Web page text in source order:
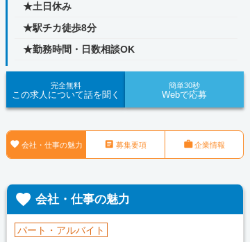
★土日休み
★駅チカ徒歩8分
★勤務時間・日数相談OK
完全無料
この求人について話を聞く
簡単30秒
Webで応募
 会社・仕事の魅力  募集要項 企業情報
 会社・仕事の魅力
パート・アルバイト